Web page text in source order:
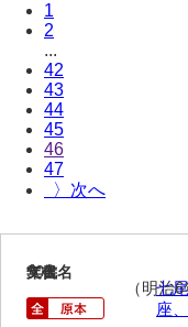
1
2
...
42
43
44
45
46
47
〉
901
文書名
七
座
年代
（明治